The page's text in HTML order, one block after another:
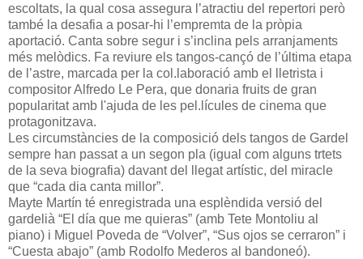
escoltats, la qual cosa assegura l’atractiu del repertori però
també la desafia a posar-hi l’empremta de la pròpia
aportació. Canta sobre segur i s’inclina pels arranjaments
més melòdics. Fa reviure els tangos-cançó de l’última etapa
de l’astre, marcada per la col.laboració amb el lletrista i
compositor Alfredo Le Pera, que donaria fruits de gran
popularitat amb l'ajuda de les pel.lícules de cinema que
protagonitzava.
Les circumstàncies de la composició dels tangos de Gardel
sempre han passat a un segon pla (igual com alguns trtets
de la seva biografia) davant del llegat artístic, del miracle
que “cada dia canta millor”.
Mayte Martín té enregistrada una esplèndida versió del
gardelià “El día que me quieras” (amb Tete Montoliu al
piano) i Miguel Poveda de “Volver”, “Sus ojos se cerraron” i
“Cuesta abajo” (amb Rodolfo Mederos al bandoneó).